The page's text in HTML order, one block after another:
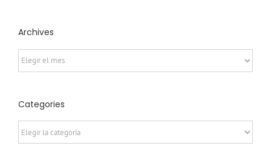
Archives
Archives
Categories
Categories